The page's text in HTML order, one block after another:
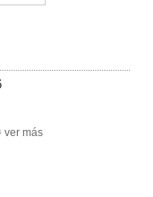
ver más